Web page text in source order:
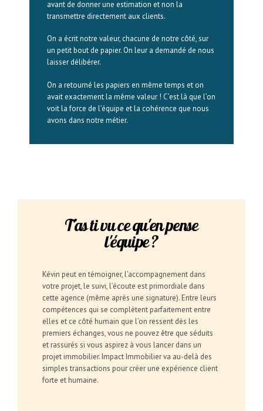
avant de donner une estimation et non la
transmettre directement aux clients.
On a écrit notre valeur, chacune de notre côté, sur
un petit bout de papier. On leur a demandé de nous
laisser délibérer.
On a retourné les papiers en même temps et on
avait exactement la même valeur ! C’est là que l’on
voit la force de l’équipe et la cohérence que nous
avons dans notre métier.
T'as ti vu ce qu'en pense
l'équipe ?
Kévin peut en témoigner, l’accompagnement dans
votre projet, le suivi, l’écoute est primordiale dans
cette agence (même après une signature). Entre leurs
compétences qui se complètent parfaitement entre
elles et ce côté humain que l’on ressent dès les
premiers échanges, vous ne pouvez être que séduits
et rassurés si vous aspirez à vous lancer dans un
projet immobilier. Impact Immobilier va au-delà des
simples transactions pour créer une expérience client
forte et humaine.